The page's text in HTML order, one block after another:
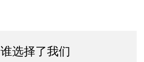
谁选择了我们